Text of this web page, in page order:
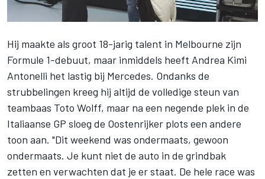
Hij maakte als groot 18-jarig talent in Melbourne zijn
Formule 1-debuut, maar inmiddels heeft Andrea Kimi
Antonelli het lastig bij Mercedes. Ondanks de
strubbelingen kreeg hij altijd de volledige steun van
teambaas Toto Wolff, maar na een negende plek in de
Italiaanse GP sloeg de Oostenrijker plots een andere
toon aan. "Dit weekend was ondermaats, gewoon
ondermaats. Je kunt niet de auto in de grindbak
zetten en verwachten dat je er staat. De hele race was